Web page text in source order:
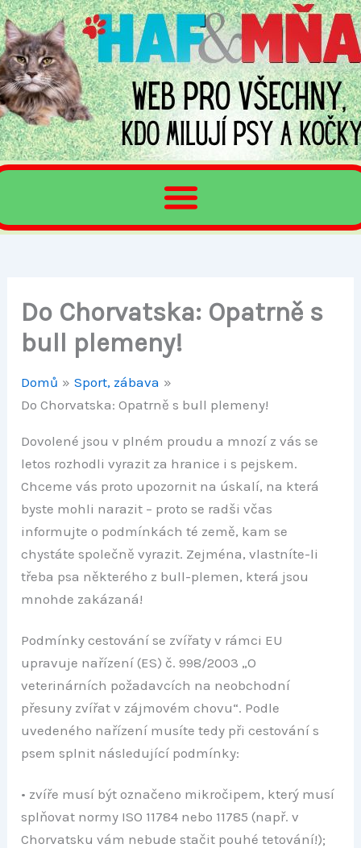
Přeskočit
na
obsah
Do Chorvatska: Opatrně s
bull plemeny!
Domů
Sport, zábava
Do Chorvatska: Opatrně s bull plemeny!
Dovolené jsou v plném proudu a mnozí z vás se
letos rozhodli vyrazit za hranice i s pejskem.
Chceme vás proto upozornit na úskalí, na která
byste mohli narazit – proto se radši včas
informujte o podmínkách té země, kam se
chystáte společně vyrazit. Zejména, vlastníte-li
třeba psa některého z bull-plemen, která jsou
mnohde zakázaná!
Podmínky cestování se zvířaty v rámci EU
upravuje nařízení (ES) č. 998/2003 „O
veterinárních požadavcích na neobchodní
přesuny zvířat v zájmovém chovu“. Podle
uvedeného nařízení musíte tedy při cestování s
psem splnit následující podmínky:
• zvíře musí být označeno mikročipem, který musí
splňovat normy ISO 11784 nebo 11785 (např. v
Chorvatsku vám nebude stačit pouhé tetování!);